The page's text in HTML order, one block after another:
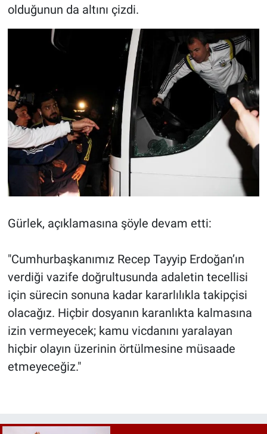
olduğunun da altını çizdi.
Gürlek, açıklamasına şöyle devam etti:
"Cumhurbaşkanımız Recep Tayyip Erdoğan’ın
verdiği vazife doğrultusunda adaletin tecellisi
için sürecin sonuna kadar kararlılıkla takipçisi
olacağız. Hiçbir dosyanın karanlıkta kalmasına
izin vermeyecek; kamu vicdanını yaralayan
hiçbir olayın üzerinin örtülmesine müsaade
etmeyeceğiz."